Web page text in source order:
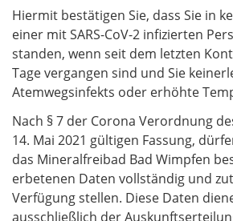
e
l
d
Hiermit bestätigen Sie, dass Sie in
einer mit SARS-CoV-2 infizierten
standen, wenn seit dem letzten
Tage vergangen sind und Sie
Atemwegsinfekts oder erhöhte
Nach § 7 der Corona Verordnung
14. Mai 2021 gültigen Fassung,
das Mineralfreibad Bad Wimpfen
erbetenen Daten vollständig und
Verfügung stellen. Diese Daten
ausschließlich der